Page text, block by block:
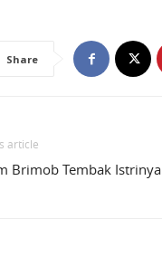
Share
article
Brimob Tembak Istrinya